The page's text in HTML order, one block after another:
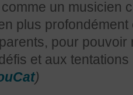
un musicien
plus
pour pouvoir
et aux
)